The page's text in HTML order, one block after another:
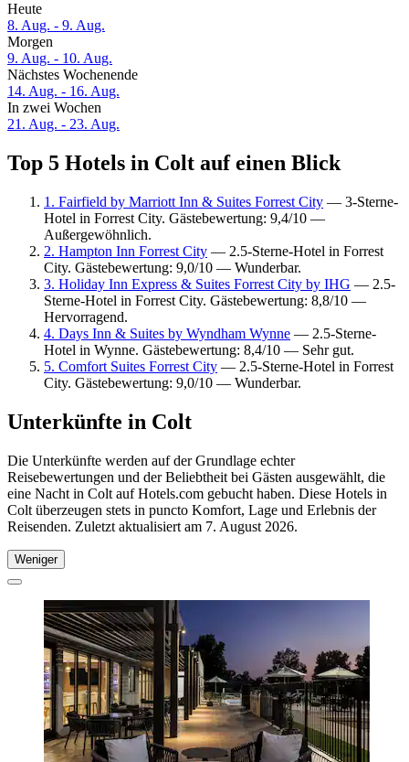
Heute
8. Aug. - 9. Aug.
Morgen
9. Aug. - 10. Aug.
Nächstes Wochenende
14. Aug. - 16. Aug.
In zwei Wochen
21. Aug. - 23. Aug.
Top 5 Hotels in Colt auf einen Blick
1. Fairfield by Marriott Inn & Suites Forrest City — 3-Sterne-
Hotel in Forrest City. Gästebewertung: 9,4/10 —
Außergewöhnlich.
2. Hampton Inn Forrest City — 2.5-Sterne-Hotel in Forrest
City. Gästebewertung: 9,0/10 — Wunderbar.
3. Holiday Inn Express & Suites Forrest City by IHG — 2.5-
Sterne-Hotel in Forrest City. Gästebewertung: 8,8/10 —
Hervorragend.
4. Days Inn & Suites by Wyndham Wynne — 2.5-Sterne-
Hotel in Wynne. Gästebewertung: 8,4/10 — Sehr gut.
5. Comfort Suites Forrest City — 2.5-Sterne-Hotel in Forrest
City. Gästebewertung: 9,0/10 — Wunderbar.
Unterkünfte in Colt
Die Unterkünfte werden auf der Grundlage echter
Reisebewertungen und der Beliebtheit bei Gästen ausgewählt, die
eine Nacht in Colt auf Hotels.com gebucht haben. Diese Hotels in
Colt überzeugen stets in puncto Komfort, Lage und Erlebnis der
Reisenden. Zuletzt aktualisiert am 7. August 2026.
Weniger